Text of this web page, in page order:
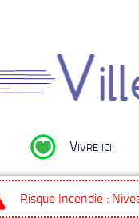
Vivre ici
Risque Incendie :